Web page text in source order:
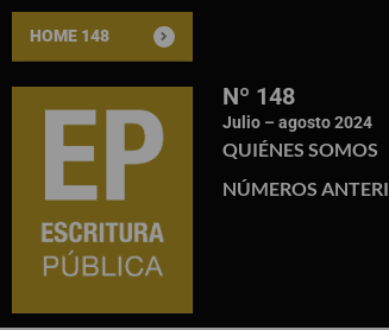
HOME 148
Nº 148
Julio – agosto 2024
QUIÉNES SOMOS
NÚMEROS